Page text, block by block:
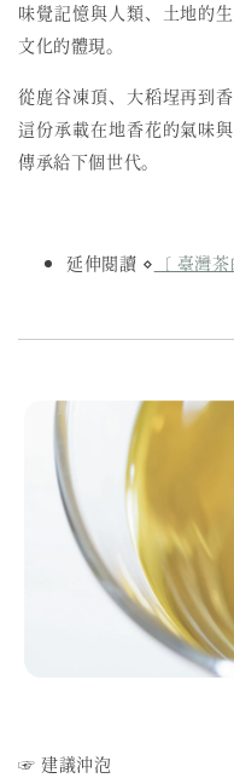
味覺記憶與人類、土地的
文化的體現。
從鹿谷凍頂、大稻埕再到
這份承載在地香花的氣味
傳承給下個世代。
延伸閱讀 ⋄ 〔 臺灣
☞ 建議沖泡